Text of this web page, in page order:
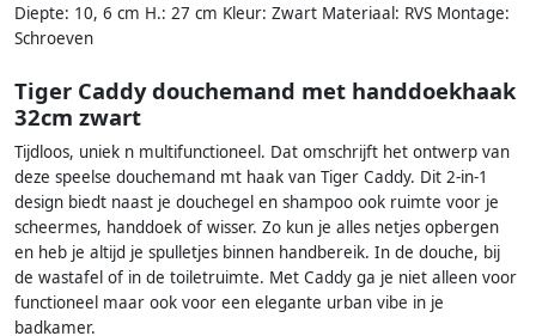
Diepte: 10, 6 cm H.: 27 cm Kleur: Zwart Materiaal: RVS Montage:
Schroeven
Tiger Caddy douchemand met handdoekhaak
32cm zwart
Tijdloos, uniek n multifunctioneel. Dat omschrijft het ontwerp van
deze speelse douchemand mt haak van Tiger Caddy. Dit 2-in-1
design biedt naast je douchegel en shampoo ook ruimte voor je
scheermes, handdoek of wisser. Zo kun je alles netjes opbergen
en heb je altijd je spulletjes binnen handbereik. In de douche, bij
de wastafel of in de toiletruimte. Met Caddy ga je niet alleen voor
functioneel maar ook voor een elegante urban vibe in je
badkamer.